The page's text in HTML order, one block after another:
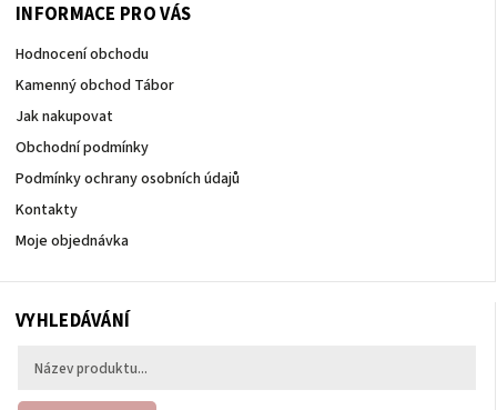
INFORMACE PRO VÁS
Hodnocení obchodu
Kamenný obchod Tábor
Jak nakupovat
Obchodní podmínky
Podmínky ochrany osobních údajů
Kontakty
Moje objednávka
VYHLEDÁVÁNÍ